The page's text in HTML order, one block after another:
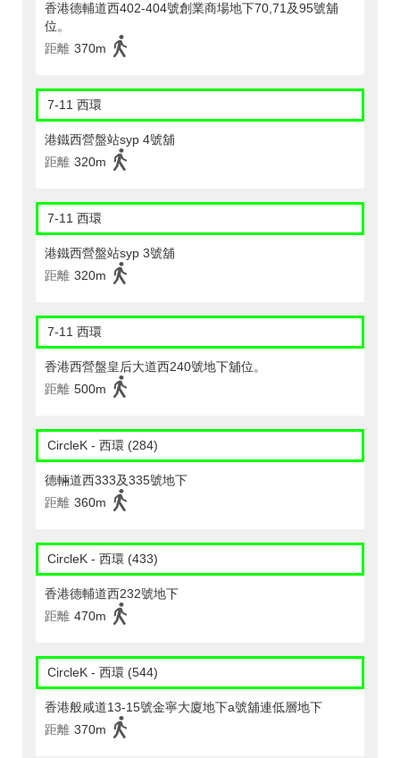
香港德輔道西402-404號創業商場地下70,71及95號舖
位。
距離 370m
7-11 西環
港鐵西營盤站syp 4號舖
距離 320m
7-11 西環
港鐵西營盤站syp 3號舖
距離 320m
7-11 西環
香港西營盤皇后大道西240號地下舖位。
距離 500m
CircleK - 西環 (284)
德輛道西333及335號地下
距離 360m
CircleK - 西環 (433)
香港德輔道西232號地下
距離 470m
CircleK - 西環 (544)
香港般咸道13-15號金寧大廈地下a號舖連低層地下
距離 370m